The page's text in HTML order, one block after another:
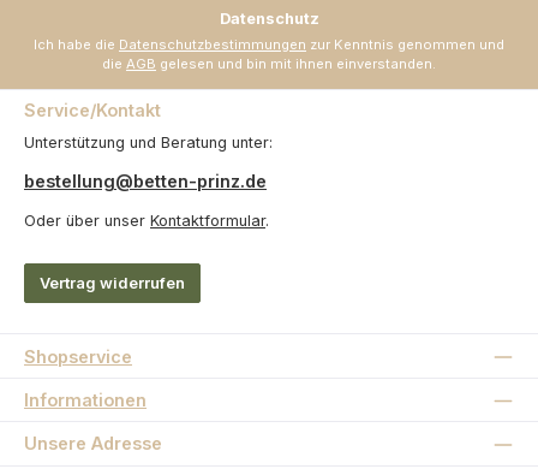
Datenschutz
Ich habe die Datenschutzbestimmungen zur Kenntnis genommen und
die AGB gelesen und bin mit ihnen einverstanden.
Service/Kontakt
Unterstützung und Beratung unter:
bestellung@betten-prinz.de
Oder über unser Kontaktformular.
Vertrag widerrufen
Shopservice
Informationen
Unsere Adresse